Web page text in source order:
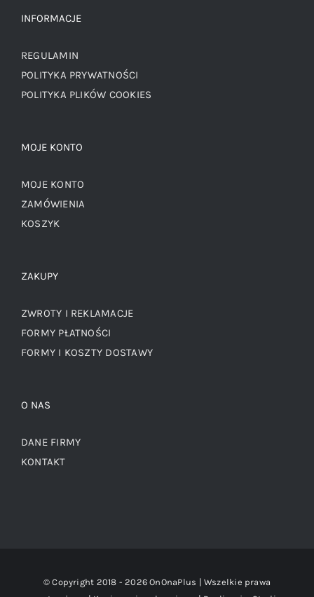
INFORMACJE
REGULAMIN
POLITYKA PRYWATNOŚCI
POLITYKA PLIKÓW COOKIES
MOJE KONTO
MOJE KONTO
ZAMÓWIENIA
KOSZYK
ZAKUPY
ZWROTY I REKLAMACJE
FORMY PŁATNOŚCI
FORMY I KOSZTY DOSTAWY
O NAS
DANE FIRMY
KONTAKT
© Copyright 2018 - 2026 OnOnaPlus | Wszelkie prawa